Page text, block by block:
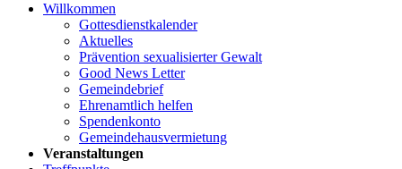
Willkommen
Gottesdienstkalender
Aktuelles
Prävention sexualisierter Gewalt
Good News Letter
Gemeindebrief
Ehrenamtlich helfen
Spendenkonto
Gemeindehausvermietung
Veranstaltungen